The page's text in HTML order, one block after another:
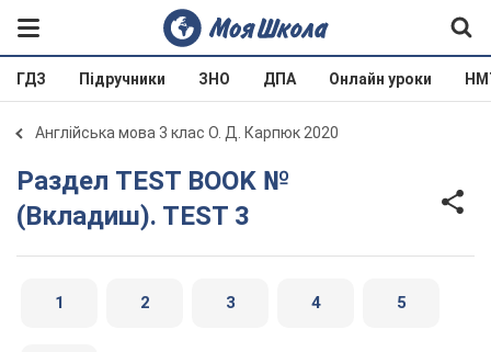
ГДЗ Підручники ЗНО ДПА Онлайн уроки
Англійська мова 3 клас О. Д. Карпюк 2020
Раздел TEST BOOK №
(Вкладиш). TEST 3
1 2 3 4 5